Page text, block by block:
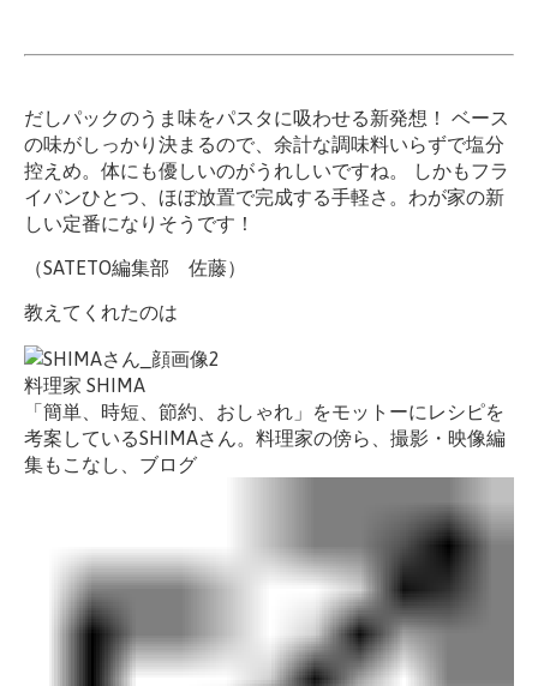
だしパックのうま味をパスタに吸わせる新発想！ ベース
の味がしっかり決まるので、余計な調味料いらずで塩分
控えめ。体にも優しいのがうれしいですね。 しかもフラ
イパンひとつ、ほぼ放置で完成する手軽さ。わが家の新
しい定番になりそうです！
（SATETO編集部 佐藤）
教えてくれたのは
料理家 SHIMA
「簡単、時短、節約、おしゃれ」をモットーにレシピを
考案しているSHIMAさん。料理家の傍ら、撮影・映像編
集もこなし、 ブログ